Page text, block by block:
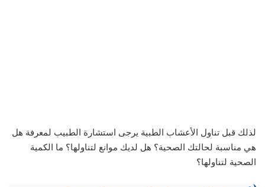
لذلك قبل تناول الأعشاب الطبية يرجى استشارة الطبيب لمعرفة هل
هي مناسبة لحالتك الصحية؟ هل لديك موانع لتناولها؟ ما الكمية
الصحية لتناولها؟